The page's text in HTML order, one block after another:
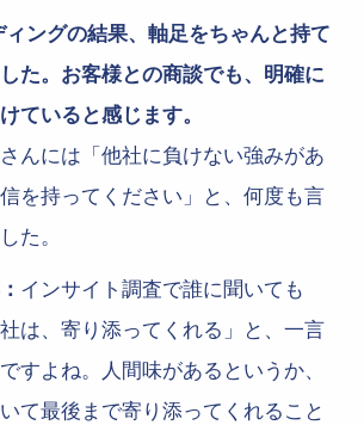
ングの結果、軸足をちゃんと持て
た。お客様との商談でも、明確に
ていると感じます。
んには「他社に負けない強みがあ
を持ってください」と、何度も言
た。
インサイト調査で誰に聞いても
社は、寄り添ってくれる」と、一言
すよね。人間味があるというか、
て最後まで寄り添ってくれること